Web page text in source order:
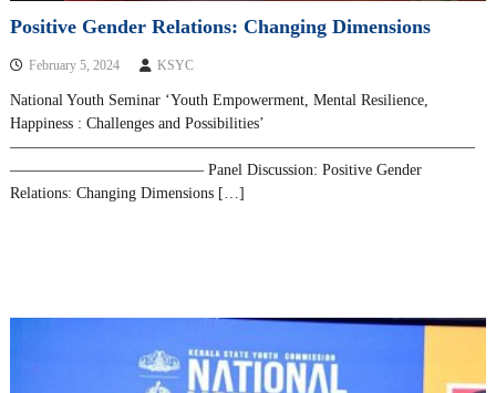
Positive Gender Relations: Changing Dimensions
February 5, 2024 KSYC
National Youth Seminar ‘Youth Empowerment, Mental Resilience,
Happiness : Challenges and Possibilities’
——————————————————————————————
————————————– Panel Discussion: Positive Gender
Relations: Changing Dimensions […]